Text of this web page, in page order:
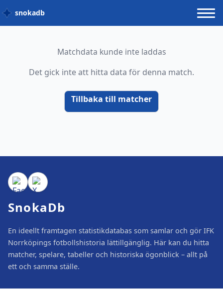
snokadb
Matchdata kunde inte laddas
Det gick inte att hitta data för denna match.
Tillbaka till matcher
SnokaDb
En ideellt framtagen statistikdatabas som samlar och gör IFK
Norrköpings fotbollshistoria lättillgänglig. Här kan du hitta
matcher, spelare, tabeller och historiska ögonblick – allt på
ett och samma ställe.